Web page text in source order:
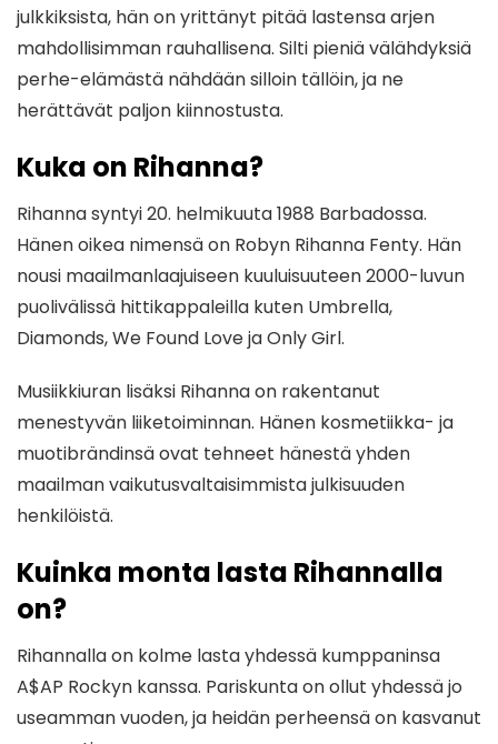
julkkiksista, hän on yrittänyt pitää lastensa arjen
mahdollisimman rauhallisena. Silti pieniä välähdyksiä
perhe-elämästä nähdään silloin tällöin, ja ne
herättävät paljon kiinnostusta.
Kuka on Rihanna?
Rihanna syntyi 20. helmikuuta 1988 Barbadossa.
Hänen oikea nimensä on Robyn Rihanna Fenty. Hän
nousi maailmanlaajuiseen kuuluisuuteen 2000-luvun
puolivälissä hittikappaleilla kuten Umbrella,
Diamonds, We Found Love ja Only Girl.
Musiikkiuran lisäksi Rihanna on rakentanut
menestyvän liiketoiminnan. Hänen kosmetiikka- ja
muotibrändinsä ovat tehneet hänestä yhden
maailman vaikutusvaltaisimmista julkisuuden
henkilöistä.
Kuinka monta lasta Rihannalla
on?
Rihannalla on kolme lasta yhdessä kumppaninsa
A$AP Rockyn kanssa. Pariskunta on ollut yhdessä jo
useamman vuoden, ja heidän perheensä on kasvanut